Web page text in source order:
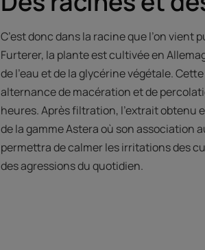
C’est donc dans la racine que l’on
Furterer, la plante est cultivée en
de l’eau et de la glycérine végétale.
alternance de macération et de
heures. Après filtration, l’extrait obtenu
de la gamme Astera où son association
permettra de calmer les irritations des
des agressions du quotidien.